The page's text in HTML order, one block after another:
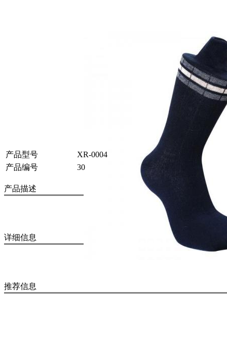
产品型号
XR-0004
产品编号
30
产品描述
详细信息
推荐信息